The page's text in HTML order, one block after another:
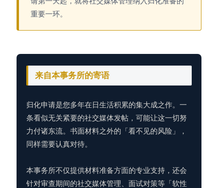
重要一环。
来自本事务所的寄语
归化申请是您多年在日生活积累的集大成之作。一
条看似无关紧要的社交媒体发帖，可能让这一切努
力付诸东流。书面材料之外的「看不见的风险」，
同样需要认真对待。
本事务所不仅提供材料准备方面的专业支持，还会
针对审查期间的社交媒体管理、面试对策等「软性